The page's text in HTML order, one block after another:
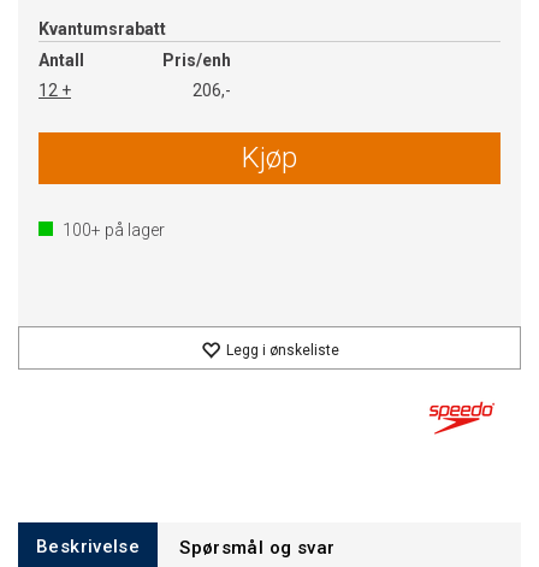
Kvantumsrabatt
Antall
Pris/enh
12 +
206,-
Kjøp
100+ på lager
Legg i ønskeliste
Beskrivelse Spørsmål og svar